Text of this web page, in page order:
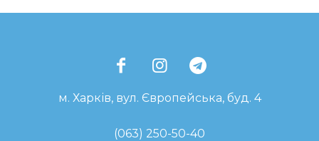
м. Харків, вул. Європейська, буд. 4
(063) 250-50-40